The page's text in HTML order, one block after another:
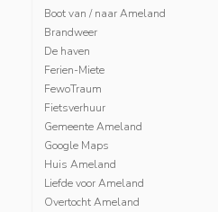
Boot van / naar Ameland
Brandweer
De haven
Ferien-Miete
FewoTraum
Fietsverhuur
Gemeente Ameland
Google Maps
Huis Ameland
Liefde voor Ameland
Overtocht Ameland